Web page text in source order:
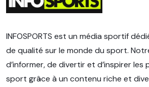
INFOSPORTS est un média sportif
de qualité sur le monde du sport.
d’informer, de divertir et d’inspirer les
sport grâce à un contenu riche et